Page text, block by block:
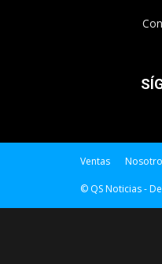
Ventas
© QS Noticias -